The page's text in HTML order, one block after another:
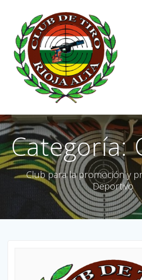
Categoría:
Club para la promoción y
Deportivo